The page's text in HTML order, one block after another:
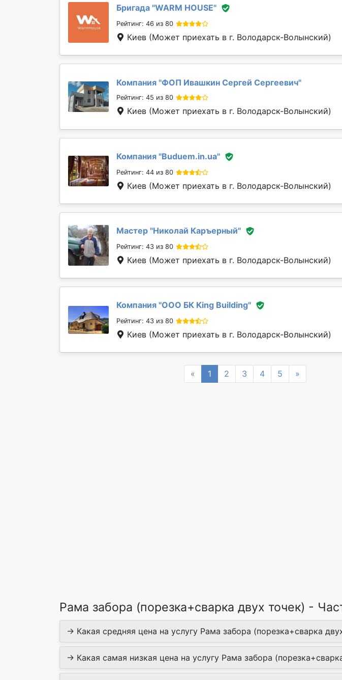
Бригада "WARM HOUSE"
Рейтинг: 46 из 80
Киев (Может приехать в г. Володарск-Волынский)
Компания "ФОП Ивашкин Сергей Сергеевич"
Рейтинг: 45 из 80
Киев (Может приехать в г. Володарск-Волынский)
Компания "Buduem.in.ua"
Рейтинг: 44 из 80
Киев (Может приехать в г. Володарск-Волынский)
Мастер "Николай Каръерный"
Рейтинг: 43 из 80
Киев (Может приехать в г. Володарск-Волынский)
Компания "ООО БК Кing Building"
Рейтинг: 43 из 80
Киев (Может приехать в г. Володарск-Волынский)
« Previous
1 2 3 4 5 »Next
Рама забора (порезка+сварка двух точек) -
→ Какая средняя цена на услугу Рама забора (порезка+сварка
→ Какая самая низкая цена на услугу Рама забора